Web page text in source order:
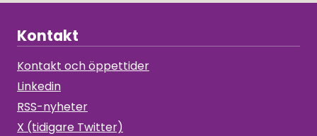
Kontakt
Kontakt och öppettider
Linkedin
RSS-nyheter
X (tidigare Twitter)